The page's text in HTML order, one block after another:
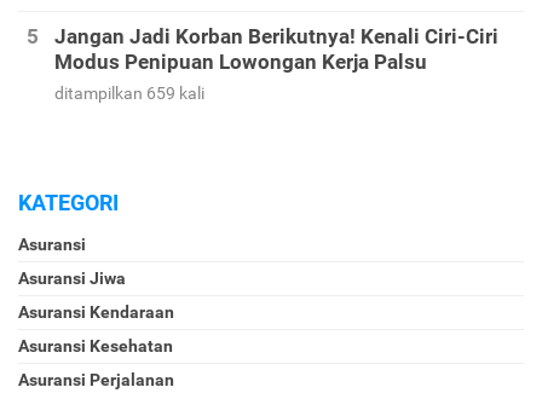
Jangan Jadi Korban Berikutnya! Kenali Ciri-Ciri
Modus Penipuan Lowongan Kerja Palsu
ditampilkan 659 kali
KATEGORI
Asuransi
Asuransi Jiwa
Asuransi Kendaraan
Asuransi Kesehatan
Asuransi Perjalanan